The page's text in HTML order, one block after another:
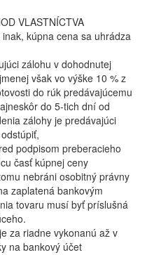
VLASTNÍCTVA
kúpna cena sa uhrádza
zálohu v dohodnutej
však vo výške 10 % z
do rúk predávajúcemu
do 5-tich dní od
zálohy je predávajúci
podpisom preberacieho
časť kúpnej ceny
nebráni osobitný právny
zaplatená bankovým
tovaru musí byť príslušná
za riadne vykonanú až v
na bankový účet